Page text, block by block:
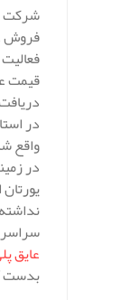
شرکت
فروش
قیمت
در
واقع
در
عایق
بدست